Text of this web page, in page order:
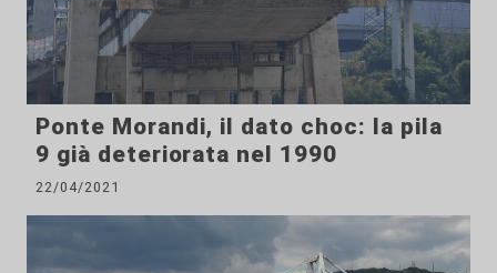
Ponte Morandi, il dato choc: la pila
9 già deteriorata nel 1990
22/04/2021